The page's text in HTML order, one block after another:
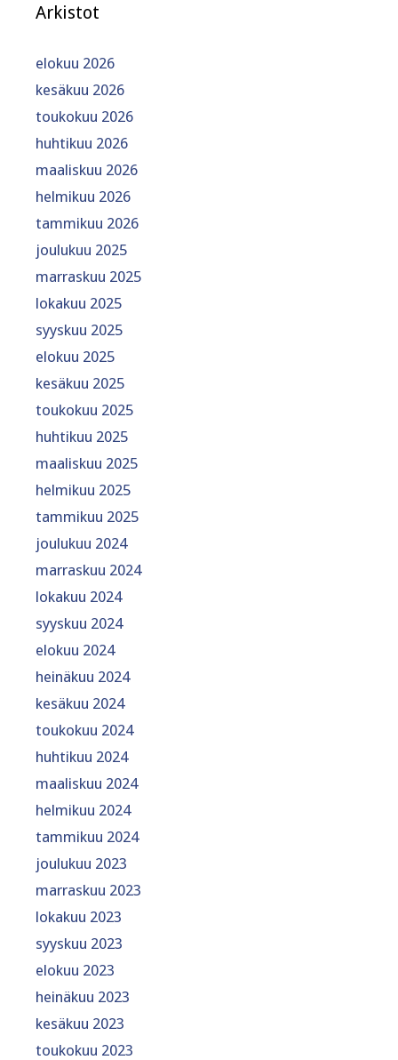
Arkistot
elokuu 2026
kesäkuu 2026
toukokuu 2026
huhtikuu 2026
maaliskuu 2026
helmikuu 2026
tammikuu 2026
joulukuu 2025
marraskuu 2025
lokakuu 2025
syyskuu 2025
elokuu 2025
kesäkuu 2025
toukokuu 2025
huhtikuu 2025
maaliskuu 2025
helmikuu 2025
tammikuu 2025
joulukuu 2024
marraskuu 2024
lokakuu 2024
syyskuu 2024
elokuu 2024
heinäkuu 2024
kesäkuu 2024
toukokuu 2024
huhtikuu 2024
maaliskuu 2024
helmikuu 2024
tammikuu 2024
joulukuu 2023
marraskuu 2023
lokakuu 2023
syyskuu 2023
elokuu 2023
heinäkuu 2023
kesäkuu 2023
toukokuu 2023